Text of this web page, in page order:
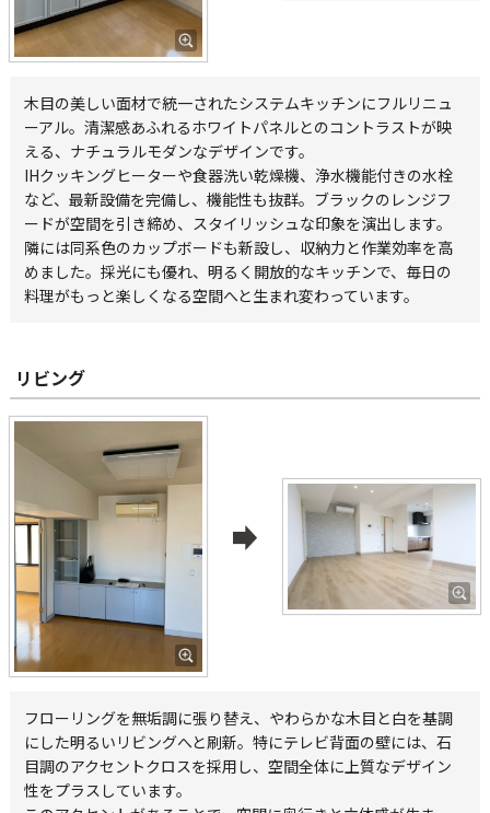
木目の美しい面材で統一されたシステムキッチンにフルリニュ
ーアル。清潔感あふれるホワイトパネルとのコントラストが映
える、ナチュラルモダンなデザインです。
IHクッキングヒーターや食器洗い乾燥機、浄水機能付きの水栓
など、最新設備を完備し、機能性も抜群。ブラックのレンジフ
ードが空間を引き締め、スタイリッシュな印象を演出します。
隣には同系色のカップボードも新設し、収納力と作業効率を高
めました。採光にも優れ、明るく開放的なキッチンで、毎日の
料理がもっと楽しくなる空間へと生まれ変わっています。
リビング
フローリングを無垢調に張り替え、やわらかな木目と白を基調
にした明るいリビングへと刷新。特にテレビ背面の壁には、石
目調のアクセントクロスを採用し、空間全体に上質なデザイン
性をプラスしています。